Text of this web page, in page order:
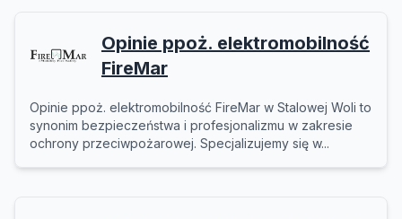
Opinie ppoż. elektromobilność
FireMar
Opinie ppoż. elektromobilność FireMar w Stalowej Woli to
synonim bezpieczeństwa i profesjonalizmu w zakresie
ochrony przeciwpożarowej. Specjalizujemy się w...